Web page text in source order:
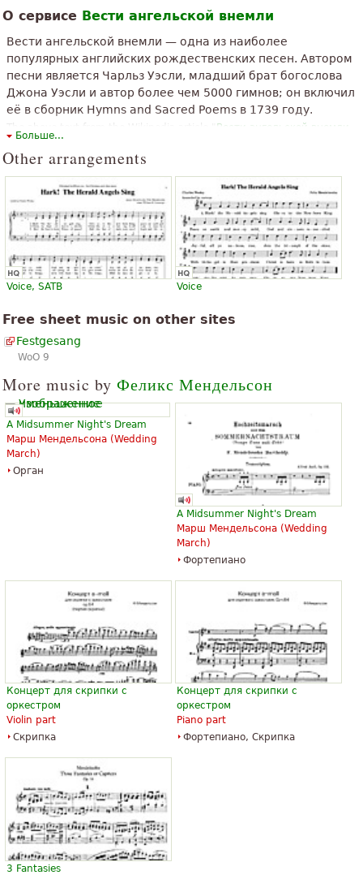
смешанные»
Он представляет собой простой, но это полная эмоций
все благородство рождественской атмосфере
« известные, популярные, красивая Рождество Кэрол »
«
Очень красивая рождественская колядка»
Смотреть все (23)
О сервисе Вести ангельской внемли
Вести ангельской внемли — одна из наиболее
популярных английских рождественских песен. Автором
песни является Чарльз Уэсли, младший брат богослова
Джона Уэсли и автор более чем 5000 гимнов; он включил
её в сборник Hymns and Sacred Poems в 1739 году.
The above text from the Wikipedia article " Вести ангельской внемли
Больше...
Other arrangements
Voice, SATB Voice
Free sheet music on other sites
Festgesang
WoO 9
More music by Феликс Мендельсон
A Midsummer Night's Dream
Марш Мендельсона (Wedding
March)
Орган
A Midsummer Night's Dream
Марш Мендельсона (Wedding
March)
Фортепиано
Концерт для скрипки с
оркестром
Violin part
Скрипка
Концерт для скрипки с
оркестром
Piano part
Фортепиано, Скрипка
3 Fantasies